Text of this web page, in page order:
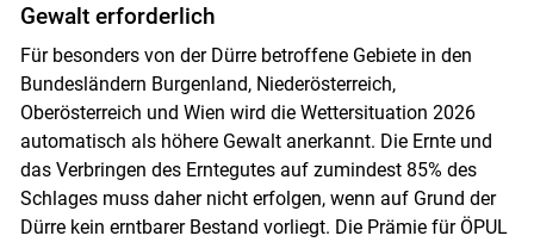
Skip to main content
Gewalt erforderlich
Für besonders von der Dürre betroffene Gebiete in den
Bundesländern Burgenland, Niederösterreich,
Oberösterreich und Wien wird die Wettersituation 2026
automatisch als höhere Gewalt anerkannt. Die Ernte und
das Verbringen des Erntegutes auf zumindest 85% des
Schlages muss daher nicht erfolgen, wenn auf Grund der
Dürre kein erntbarer Bestand vorliegt. Die Prämie für ÖPUL